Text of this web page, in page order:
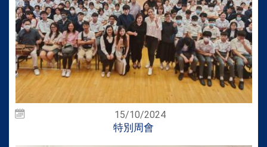
15/10/2024
特別周會